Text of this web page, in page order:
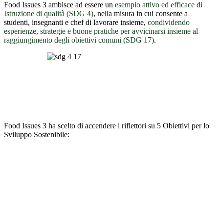
Food Issues 3 ambisce ad essere un esempio attivo ed efficace di
Istruzione di qualità (SDG 4), nella misura in cui consente a
studenti, insegnanti e chef di lavorare insieme, condividendo
esperienze, strategie e buone pratiche per avvicinarsi insieme al
raggiungimento degli obiettivi comuni (SDG 17).
Food Issues 3 ha scelto di accendere i riflettori su 5 Obiettivi per lo
Sviluppo Sostenibile: